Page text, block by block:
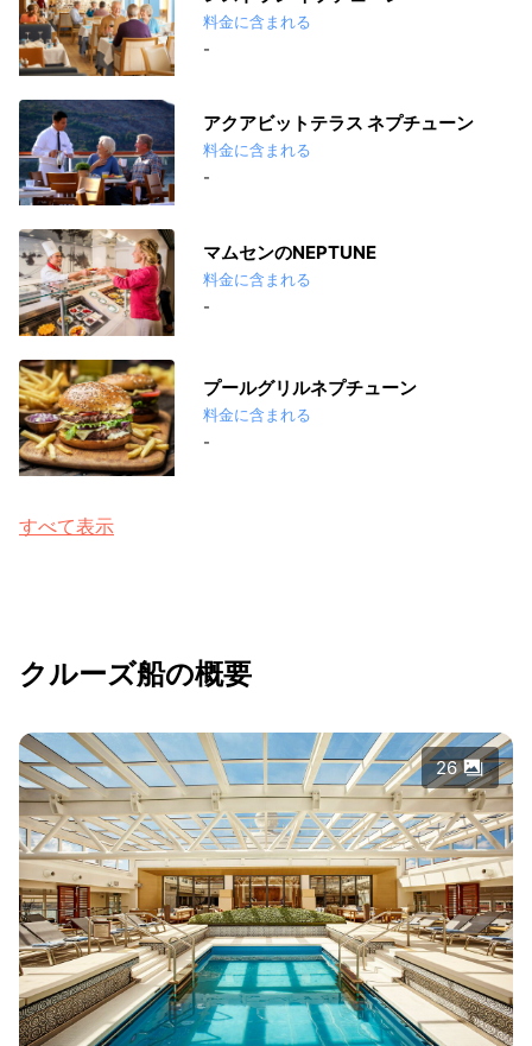
料金に含まれる
-
アクアビットテラス ネプチューン
料金に含まれる
-
マムセンのNEPTUNE
料金に含まれる
-
プールグリルネプチューン
料金に含まれる
-
すべて表示
クルーズ船の概要
26